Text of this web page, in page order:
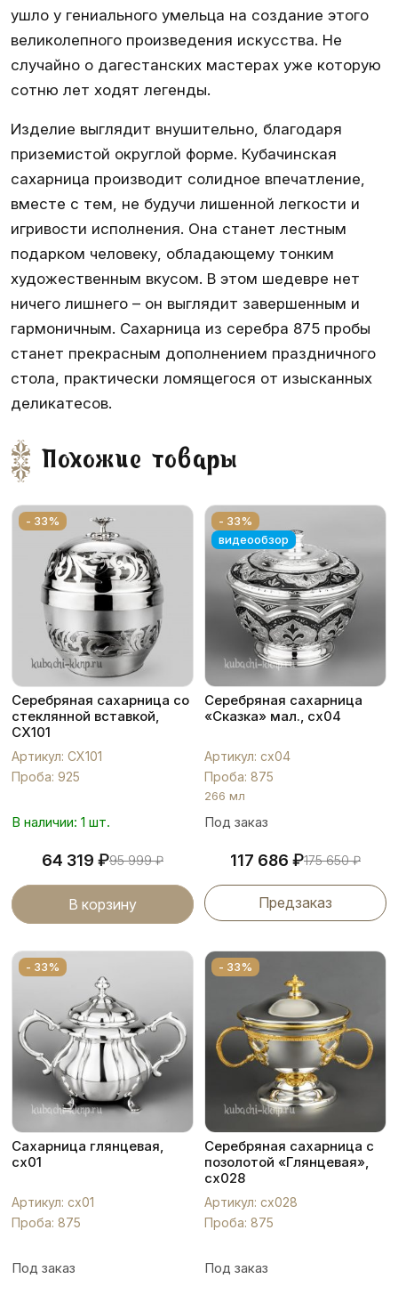
ушло у гениального умельца на создание этого
великолепного произведения искусства. Не
случайно о дагестанских мастерах уже которую
сотню лет ходят легенды.
Изделие выглядит внушительно, благодаря
приземистой округлой форме. Кубачинская
сахарница производит солидное впечатление,
вместе с тем, не будучи лишенной легкости и
игривости исполнения. Она станет лестным
подарком человеку, обладающему тонким
художественным вкусом. В этом шедевре нет
ничего лишнего – он выглядит завершенным и
гармоничным. Сахарница из серебра 875 пробы
станет прекрасным дополнением праздничного
стола, практически ломящегося от изысканных
деликатесов.
Похожие товары
- 33%
Серебряная сахарница со
стеклянной вставкой,
СХ101
Артикул: СХ101
Проба: 925
В наличии: 1 шт.
64 319 ₽95 999₽
В корзину
- 33%
видеообзор
Серебряная сахарница
«Сказка» мал., сх04
Артикул: сх04
Проба: 875
266 мл
Под заказ
117 686 ₽175 650₽
Предзаказ
- 33%
Сахарница глянцевая,
сх01
Артикул: сх01
Проба: 875
Под заказ
- 33%
Серебряная сахарница с
позолотой «Глянцевая»,
сх028
Артикул: сх028
Проба: 875
Под заказ